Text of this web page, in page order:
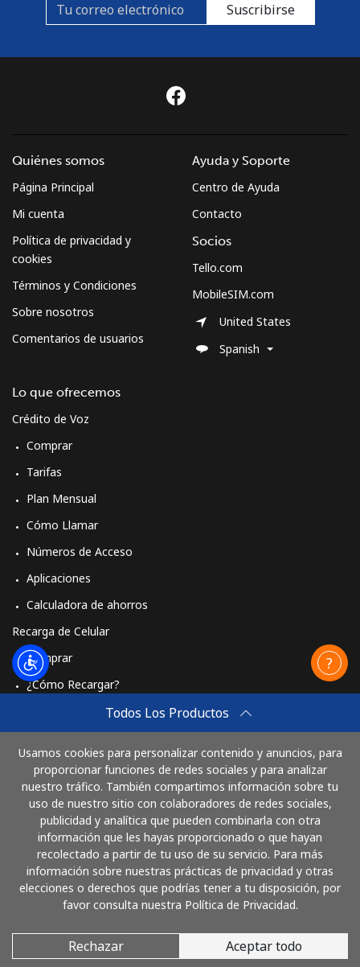
Suscribirse
Todos Los Productos
Usamos cookies para personalizar contenido y anuncios, para
proporcionar funciones de redes sociales y para analizar
nuestro tráfico. También compartimos información sobre tu
uso de nuestro sitio con colaboradores de redes sociales,
publicidad y analítica que pueden combinarla con otra
información que les hayas proporcionado o que hayan
recolectado a partir de tu uso de su servicio. Para más
información sobre nuestras prácticas de privacidad y otras
elecciones o derechos que podrías tener a tu disposición, por
favor consulta nuestra Política de Privacidad.
Rechazar Aceptar todo
Quiénes somos
Página Principal
Mi cuenta
Política de privacidad y
cookies
Términos y Condiciones
Sobre nosotros
Comentarios de usuarios
Lo que ofrecemos
Crédito de Voz
Comprar
Tarifas
Plan Mensual
Cómo Llamar
Números de Acceso
Aplicaciones
Calculadora de ahorros
Recarga de Celular
Comprar
¿Cómo Recargar?
Comprar
Cómo funciona
Ayuda y Soporte
Centro de Ayuda
Contacto
Socios
Tello.com
MobileSIM.com
United States
Spanish
Paga con
© 2026 LlamaColombia